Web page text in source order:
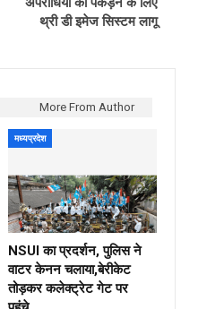
थ्री डी इमेज सिस्टम लागू
More From Author
मध्यप्रदेश
NSUI का प्रदर्शन, पुलिस ने
वाटर केनन चलाया,बेरीकेट
तोड़कर कलेक्ट्रेट गेट पर